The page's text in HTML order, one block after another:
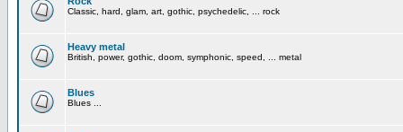
Classic, hard, glam, art, gothic, psychedelic, ... rock
Heavy metal
British, power, gothic, doom, symphonic, speed, ... metal
Blues
Blues ...